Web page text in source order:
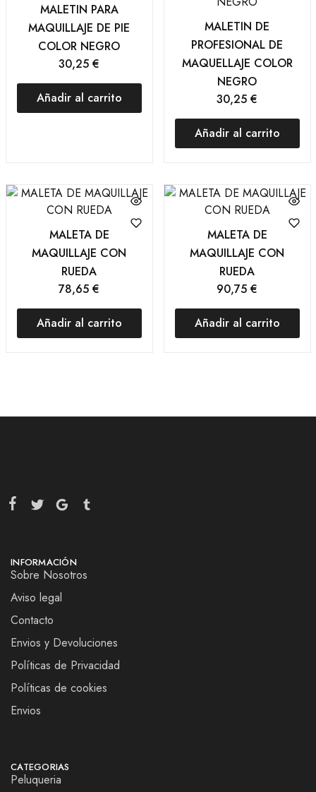
MALETIN PARA
MAQUILLAJE DE PIE
COLOR NEGRO
30,25 €
Añadir al carrito
MALETIN DE
PROFESIONAL DE
MAQUELLAJE COLOR
NEGRO
30,25 €
Añadir al carrito
MALETA DE
MAQUILLAJE CON
RUEDA
78,65 €
Añadir al carrito
MALETA DE
MAQUILLAJE CON
RUEDA
90,75 €
Añadir al carrito
INFORMACIÓN
Sobre Nosotros
Aviso legal
Contacto
Envios y Devoluciones
Políticas de Privacidad
Políticas de cookies
Envios
CATEGORIAS
Peluqueria